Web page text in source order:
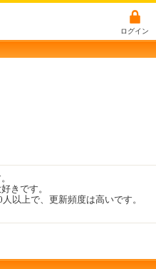
ログイン
きです。
以上で、更新頻度は高いです。